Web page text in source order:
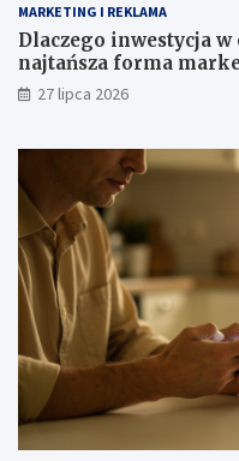
MARKETING I REKLAMA
Dlaczego inwestycja
najtańsza forma
27 lipca 2026